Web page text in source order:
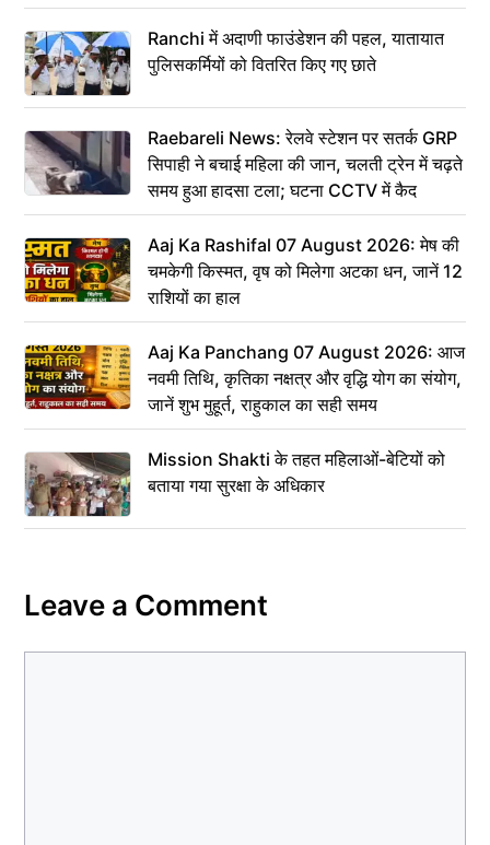
Ranchi में अदाणी फाउंडेशन की पहल, यातायात
पुलिसकर्मियों को वितरित किए गए छाते
Raebareli News: रेलवे स्टेशन पर सतर्क GRP
सिपाही ने बचाई महिला की जान, चलती ट्रेन में चढ़ते
समय हुआ हादसा टला; घटना CCTV में कैद
Aaj Ka Rashifal 07 August 2026: मेष की
चमकेगी किस्मत, वृष को मिलेगा अटका धन, जानें 12
राशियों का हाल
Aaj Ka Panchang 07 August 2026: आज
नवमी तिथि, कृतिका नक्षत्र और वृद्धि योग का संयोग,
जानें शुभ मुहूर्त, राहुकाल का सही समय
Mission Shakti के तहत महिलाओं-बेटियों को
बताया गया सुरक्षा के अधिकार
Leave a Comment